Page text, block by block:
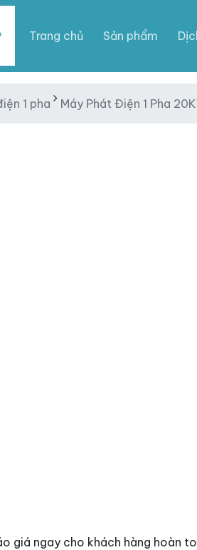
Trang chủ Sản phẩm
1 pha Máy Phát Điện 1 Pha
giá ngay cho khách hàng hoàn